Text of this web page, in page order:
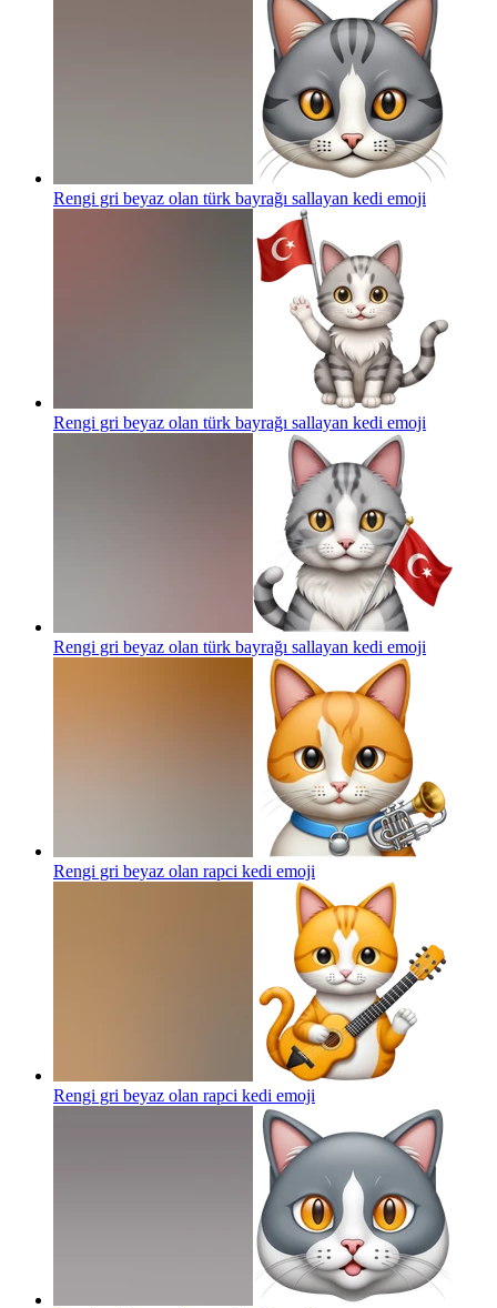
Rengi gri beyaz olan türk bayrağı sallayan kedi emoji
Rengi gri beyaz olan türk bayrağı sallayan kedi emoji
Rengi gri beyaz olan türk bayrağı sallayan kedi emoji
Rengi gri beyaz olan rapci kedi emoji
Rengi gri beyaz olan rapci kedi emoji